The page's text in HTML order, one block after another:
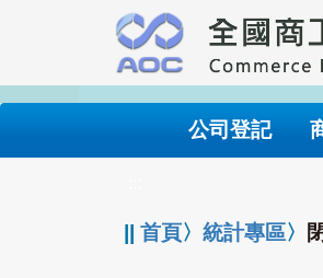
要
內
公司登記
||首頁〉統計專區〉